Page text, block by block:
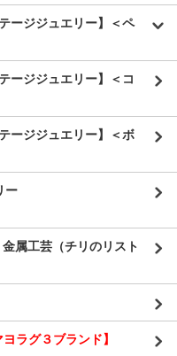
ージジュエリー】＜ペ
ージジュエリー】＜コ
ージジュエリー】＜ボ
ー
属工芸（チリのリスト
ラグ３ブランド】